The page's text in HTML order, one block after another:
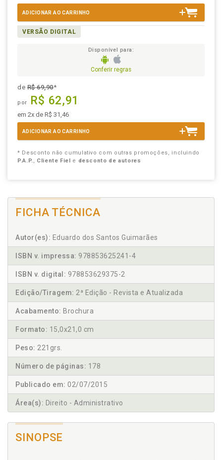
ADICIONAR AO CARRINHO
VERSÃO DIGITAL
Disponível para:
Conferir regras
deR$ 69,90*
por R$ 62,91
em 2x de R$ 31,46
ADICIONAR AO CARRINHO
* Desconto não cumulativo com outras promoções, incluindo
P.A.P., Cliente Fiel e desconto de autores
FICHA TÉCNICA
Autor(es): Eduardo dos Santos Guimarães
ISBN v. impressa: 978853625241-4
ISBN v. digital: 978853629375-2
Edição/Tiragem: 2ª Edição - Revista e Atualizada
Acabamento: Brochura
Formato: 15,0x21,0 cm
Peso: 221grs.
Número de páginas: 178
Publicado em: 02/07/2015
Área(s): Direito - Administrativo
SINOPSE